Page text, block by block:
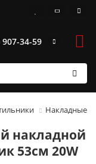
907-34-59
Накладные
накладной
53см 20W